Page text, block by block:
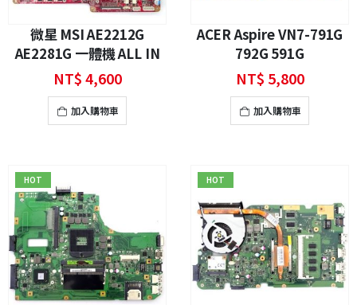
微星 MSI AE2212G
AE2281G 一體機 ALL IN
ONE 主機板 維修
NT$4,600
加入購物車
ACER Aspire VN7-791G
792G 591G
NT$ 5,800
加入購物車
HOT HOT